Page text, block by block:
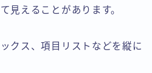
見えることがあります。
クス、項目リストなどを縦に